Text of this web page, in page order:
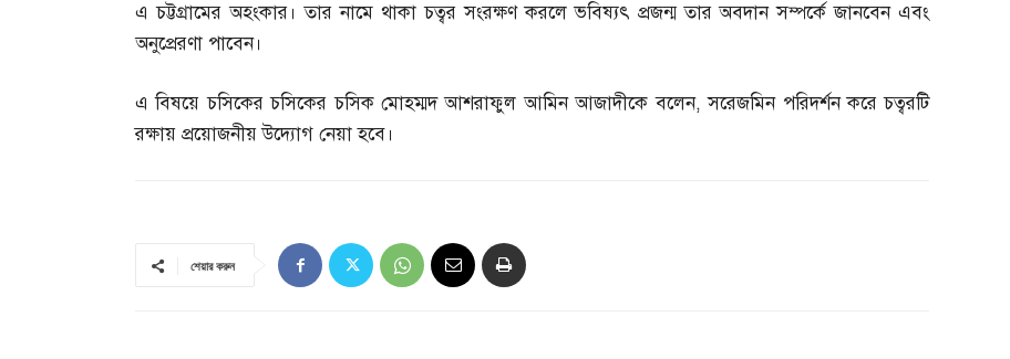
এ চট্টগ্রামের অহংকার। তার নামে থাকা চত্বর সংরক্ষণ করলে ভবিষ্যৎ প্রজন্ম তার অবদান সম্পর্কে জানবেন এবং
অনুপ্রেরণা পাবেন।
এ বিষয়ে চসিকের চসিকের চসিক মোহম্মদ আশরাফুল আমিন আজাদীকে বলেন,সরেজমিন পরিদর্শন করে চত্বরটি
রক্ষায় প্রয়োজনীয় উদ্যোগ নেয়া হবে।
শেয়ার করুন